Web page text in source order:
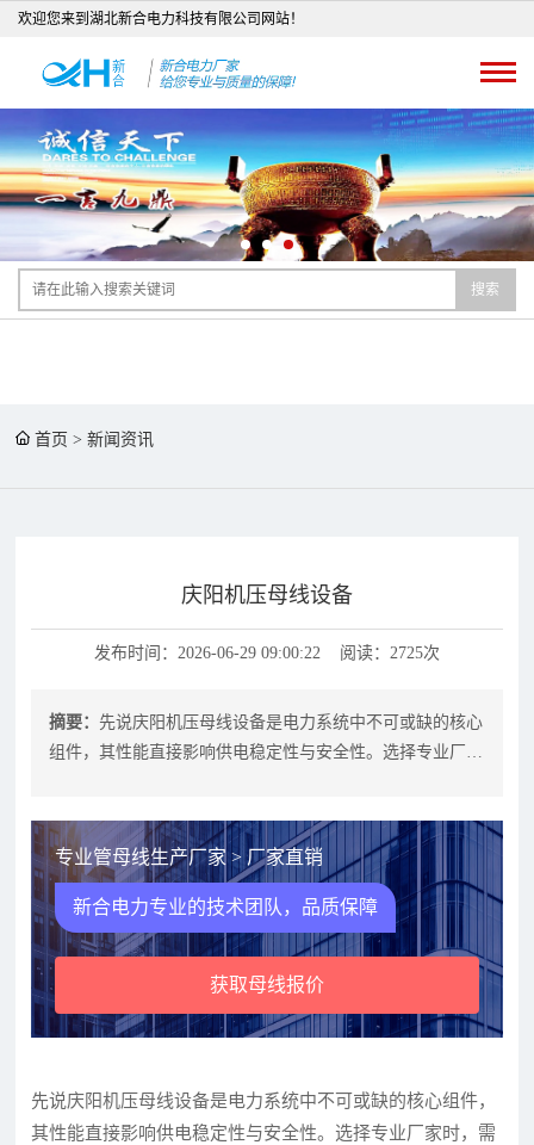
欢迎您来到湖北新合电力科技有限公司网站！
搜索
首页 >新闻资讯
庆阳机压母线设备
发布时间：2026-06-29 09:00:22 阅读：2725次
摘要：先说庆阳机压母线设备是电力系统中不可或缺的核心
组件，其性能直接影响供电稳定性与安全性。选择专业厂家
专业管母线生产厂家 > 厂家直销
新合电力专业的技术团队，品质保障
获取母线报价
先说庆阳机压母线设备是电力系统中不可或缺的核心组件，
其性能直接影响供电稳定性与安全性。选择专业厂家时，需